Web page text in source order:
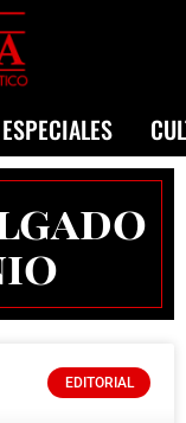
ESPECIALES
EDITORIAL